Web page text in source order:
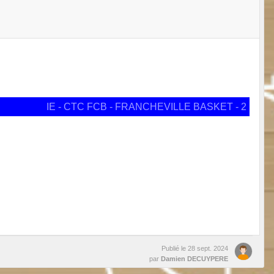
IE - CTC FCB - FRANCHEVILLE BASKET - 2
Publié le 28 sept. 2024
par Damien DECUYPERE